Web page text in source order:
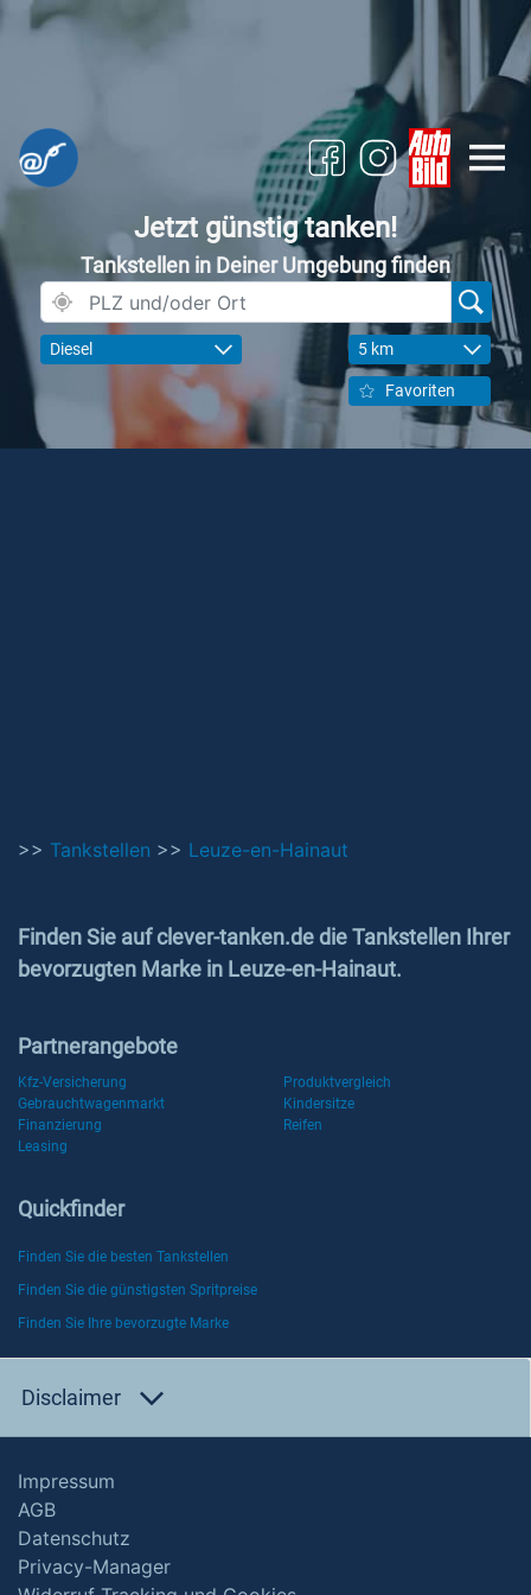
Jetzt günstig tanken!
Tankstellen in Deiner Umgebung finden
Diesel 5 km
Favoriten
>> Tankstellen >> Leuze-en-Hainaut
Finden Sie auf clever-tanken.de die Tankstellen Ihrer
bevorzugten Marke in Leuze-en-Hainaut.
Partnerangebote
Kfz-Versicherung
Produktvergleich
Gebrauchtwagenmarkt
Kindersitze
Finanzierung
Reifen
Leasing
Quickfinder
Finden Sie die besten Tankstellen
Finden Sie die günstigsten Spritpreise
Finden Sie Ihre bevorzugte Marke
Disclaimer
Impressum
AGB
Datenschutz
Privacy-Manager